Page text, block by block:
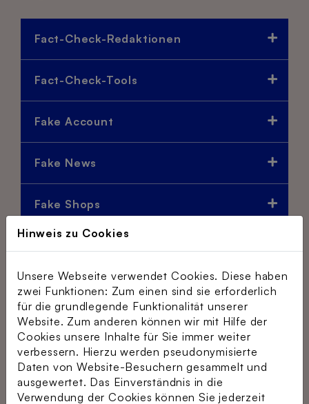
Fact-Check-Redaktionen
Fact-Check-Tools
Fake Account
Fake News
Fake Shops
Filterblasen
Finance Scam (Finanzbetrug)
Firewall
Hinweis zu Cookies
Unsere Webseite verwendet Cookies. Diese haben
zwei Funktionen: Zum einen sind sie erforderlich
für die grundlegende Funktionalität unserer
Website. Zum anderen können wir mit Hilfe der
Cookies unsere Inhalte für Sie immer weiter
verbessern. Hierzu werden pseudonymisierte
Daten von Website-Besuchern gesammelt und
ausgewertet. Das Einverständnis in die
Verwendung der Cookies können Sie jederzeit